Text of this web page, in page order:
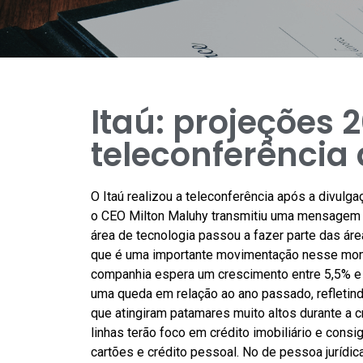
Itaú: projeções
teleconferência
O Itaú realizou a teleconferência após a
o CEO Milton Maluhy transmitiu uma
área de tecnologia passou a fazer parte das
que é uma importante movimentação nesse
companhia espera um crescimento entre 5,5%
uma queda em relação ao ano passado,
que atingiram patamares muito altos durante
linhas terão foco em crédito imobiliário e
cartões e crédito pessoal. No de pessoa